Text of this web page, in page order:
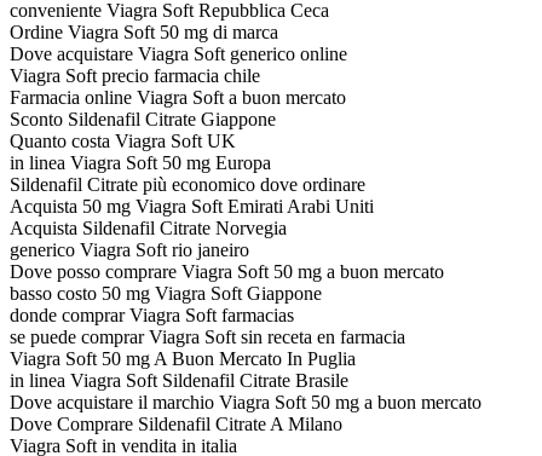
conveniente Viagra Soft Repubblica Ceca
Ordine Viagra Soft 50 mg di marca
Dove acquistare Viagra Soft generico online
Viagra Soft precio farmacia chile
Farmacia online Viagra Soft a buon mercato
Sconto Sildenafil Citrate Giappone
Quanto costa Viagra Soft UK
in linea Viagra Soft 50 mg Europa
Sildenafil Citrate più economico dove ordinare
Acquista 50 mg Viagra Soft Emirati Arabi Uniti
Acquista Sildenafil Citrate Norvegia
generico Viagra Soft rio janeiro
Dove posso comprare Viagra Soft 50 mg a buon mercato
basso costo 50 mg Viagra Soft Giappone
donde comprar Viagra Soft farmacias
se puede comprar Viagra Soft sin receta en farmacia
Viagra Soft 50 mg A Buon Mercato In Puglia
in linea Viagra Soft Sildenafil Citrate Brasile
Dove acquistare il marchio Viagra Soft 50 mg a buon mercato
Dove Comprare Sildenafil Citrate A Milano
Viagra Soft in vendita in italia